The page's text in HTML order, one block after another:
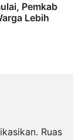
Pemkab
Lebih
Ruas